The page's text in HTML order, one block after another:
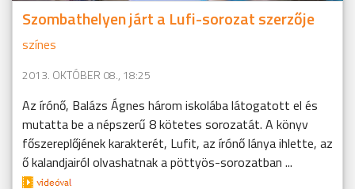
Szombathelyen járt a Lufi-sorozat szerzője
színes
2013. OKTÓBER 08., 18:25
Az írónő, Balázs Ágnes három iskolába látogatott el és
mutatta be a népszerű 8 kötetes sorozatát. A könyv
főszereplőjének karakterét, Lufit, az írónő lánya ihlette, az
ő kalandjairól olvashatnak a pöttyös-sorozatban ...